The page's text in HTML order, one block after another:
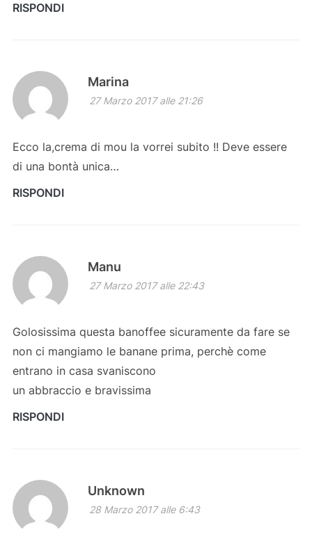
RISPONDI
Marina
27 Marzo 2017 alle 21:26
Ecco la,crema di mou la vorrei subito !! Deve essere
di una bontà unica…
RISPONDI
Manu
27 Marzo 2017 alle 22:43
Golosissima questa banoffee sicuramente da fare se
non ci mangiamo le banane prima, perchè come
entrano in casa svaniscono
un abbraccio e bravissima
RISPONDI
Unknown
28 Marzo 2017 alle 6:43